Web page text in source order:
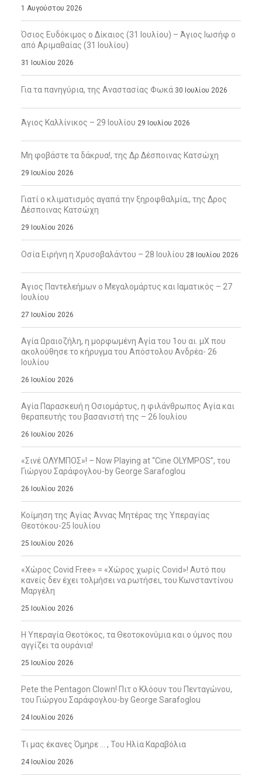
1 Αυγούστου 2026
Όσιος Ευδόκιμος ο Δίκαιος (31 Ιουλίου) – Άγιος Ιωσήφ ο
από Αριμαθαίας (31 Ιουλίου)
31 Ιουλίου 2026
Για τα πανηγύρια, της Αναστασίας Φωκά 30 Ιουλίου 2026
Άγιος Καλλίνικος – 29 Ιουλίου 29 Ιουλίου 2026
Μη φοβάστε τα δάκρυα!, της Δρ Δέσποινας Κατσώχη
29 Ιουλίου 2026
Γιατί ο κλιματισμός αγαπά την ξηροφθαλμία;, της Δρος
Δέσποινας Κατσώχη
29 Ιουλίου 2026
Οσία Ειρήνη η Χρυσοβαλάντου – 28 Ιουλίου 28 Ιουλίου 2026
Άγιος Παντελεήμων ο Μεγαλομάρτυς και Ιαματικός – 27
Ιουλίου
27 Ιουλίου 2026
Αγία Ωραιοζήλη, η μορφωμένη Αγία του 1ου αι. μΧ που
ακολούθησε το κήρυγμα του Απόστολου Ανδρέα- 26
Ιουλίου
26 Ιουλίου 2026
Αγία Παρασκευή η Οσιομάρτυς, η φιλάνθρωπος Αγία και
θεραπευτής του βασανιστή της – 26 Ιουλίου
26 Ιουλίου 2026
«Σινέ ΟΛΥΜΠΟΣ»! – Now Playing at “Cine OLYMPOS”, του
Γιώργου Σαράφογλου-by George Sarafoglou
26 Ιουλίου 2026
Κοίμηση της Αγίας Άννας Μητέρας της Υπεραγίας
Θεοτόκου-25 Ιουλίου
25 Ιουλίου 2026
«Χώρος Covid Free» = «Χώρος χωρίς Covid»! Αυτό που
κανείς δεν έχει τολμήσει να ρωτήσει, του Κωνσταντίνου
Μαργέλη
25 Ιουλίου 2026
Η Υπεραγία Θεοτόκος, τα Θεοτοκονύμια και ο ύμνος που
αγγίζει τα ουράνια!
25 Ιουλίου 2026
Pete the Pentagon Clown! Πιτ ο Κλόουν του Πενταγώνου,
του Γιώργου Σαράφογλου-by George Sarafoglou
24 Ιουλίου 2026
Τι μας έκανες Όμηρε … , Του Ηλία Καραβόλια
24 Ιουλίου 2026